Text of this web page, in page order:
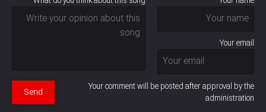
Your email
Your comment will be posted after approval by the
administration
Send